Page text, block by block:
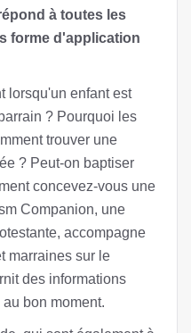
à toutes les
forme d'application
lorsqu'un enfant est
? Pourquoi les
trouver une
? Peut-on baptiser
concevez-vous une
Companion, une
accompagne
marraines sur le
des informations
bon moment.